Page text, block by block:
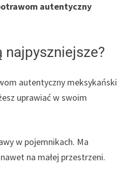
autentyczny
autentyczny meksykański
uprawiać w swoim
w pojemnikach. Ma
na małej przestrzeni.